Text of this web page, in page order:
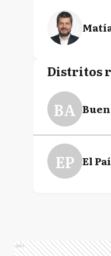
Distritos
BA
EP El
Ads